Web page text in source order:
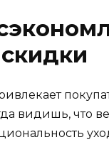
видишь, что